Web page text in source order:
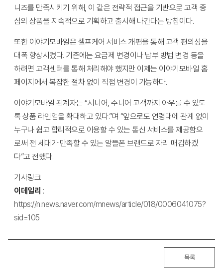
니즈를 만족시키기 위해, 이 같은 전략적 접근을 기반으로 고객 중
심의 상품을 지속적으로 기획하고 출시해 나간다는 방침이다.
또한 이야기모바일은 셀프케어 서비스 개편을 통해 고객 편의성을
대폭 향상시켰다. 기존에는 요금제 변경이나 납부 방법 변경 등을
하려면 고객센터를 통해 처리해야 했지만 이제는 이야기모바일 홈
페이지에서 복잡한 절차 없이 직접 변경이 가능하다.
이야기모바일 관계자는 “시니어, 주니어 고객까지 아우를 수 있도
록 상품 라인업을 확대하고 있다.”며 “앞으로도 연령대에 관계 없이
누구나 쉽고 합리적으로 이용할 수 있는 통신 서비스를 제공함으
로써 전 세대가 만족할 수 있는 알뜰폰 브랜드로 자리 매김하겠
다”고 전했다.
기사링크
이데일리 :
https://n.news.naver.com/mnews/article/018/0006041075?
sid=105
목록